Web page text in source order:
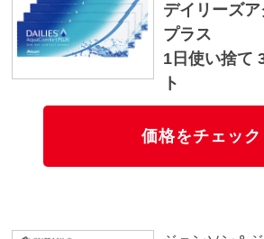
デイリーズ
プラス
1日使い捨て
ト
価格をチェック